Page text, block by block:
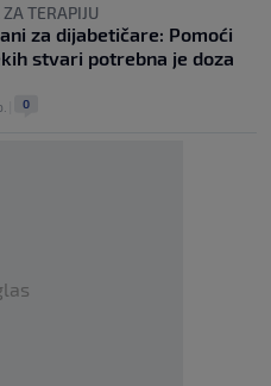
TERAPIJU
za dijabetičare: Pomoći
stvari potrebna je doza
0